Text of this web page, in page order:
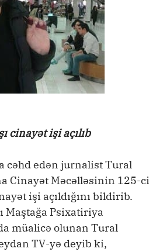
cinayət işi açılıb
cəhd edən jurnalist Tural
Cinayət Məcəlləsinin 125-ci
işi açıldığını bildirib.
Maştağa Psixatiriya
müalicə olunan Tural
TV-yə deyib ki,